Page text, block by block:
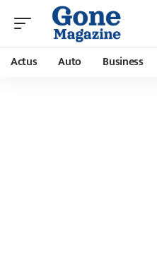
Actus Auto Business